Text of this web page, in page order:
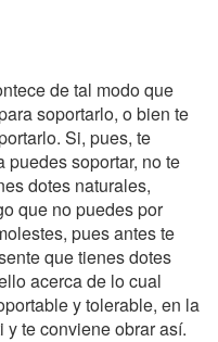
de tal modo que
soportarlo, o bien te
Si, pues, te
soportar, no te
dotes naturales,
que no puedes por
pues antes te
que tienes dotes
acerca de lo cual
y tolerable, en la
y te conviene obrar así.